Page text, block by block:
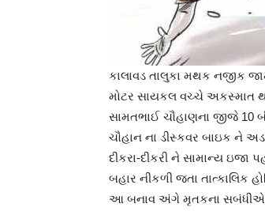
કાલાવડ તાલુકા મથક નજીક
મોટર સાયકલ વચ્ચે અકસ્માત
સામતભાઈ ચૌહાણના જીજે 10
ચૌહાન ના ડીસ્કવર બાઇક ને
દીકરા-દીકરી ને સામાન્ય
બહાર નીકળી જતા તાત્કાલિક
આ બનાવ અંગે મૃતકના સબંધીએ